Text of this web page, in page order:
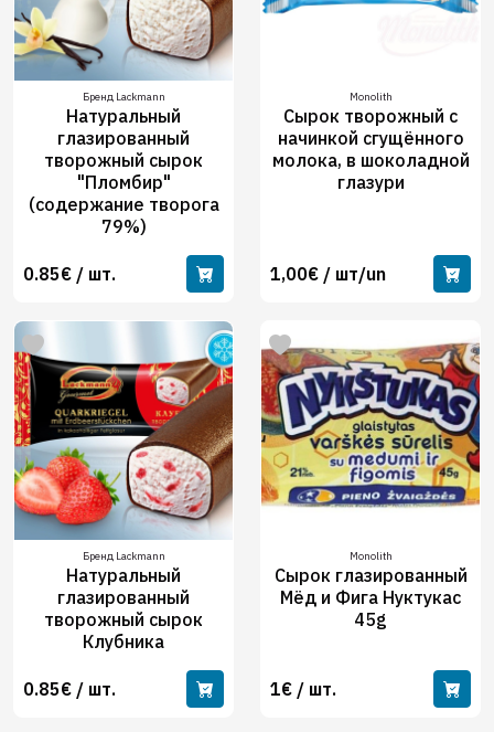
Бренд Lackmann
Натуральный
глазированный
творожный сырок
"Пломбир"
(содержание творога
79%)
0.85€ / шт.
Monolith
Сырок творожный с
начинкой сгущённого
молока, в шоколадной
глазури
1,00€ / шт/un
Бренд Lackmann
Натуральный
глазированный
творожный сырок
Клубника
0.85€ / шт.
Monolith
Сырок глазированный
Мёд и Фига Нуктукас
45g
1€ / шт.